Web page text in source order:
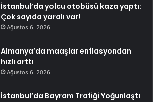
İstanbul’da yolcu otobüsü kaza yaptı:
Çok sayıda yaralı var!
Ağustos 6, 2026
Almanya’da maaşlar enflasyondan
hızlı arttı
Ağustos 6, 2026
İstanbul’da Bayram Trafiği Yoğunlaştı